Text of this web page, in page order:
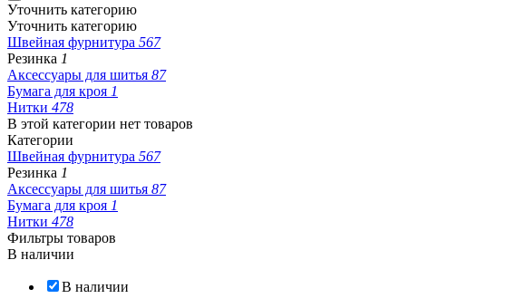
Уточнить категорию
Уточнить категорию
Швейная фурнитура 567
Резинка 1
Аксессуары для шитья 87
Бумага для кроя 1
Нитки 478
В этой категории нет товаров
Категории
Швейная фурнитура 567
Резинка 1
Аксессуары для шитья 87
Бумага для кроя 1
Нитки 478
Фильтры товаров
В наличии
В наличии